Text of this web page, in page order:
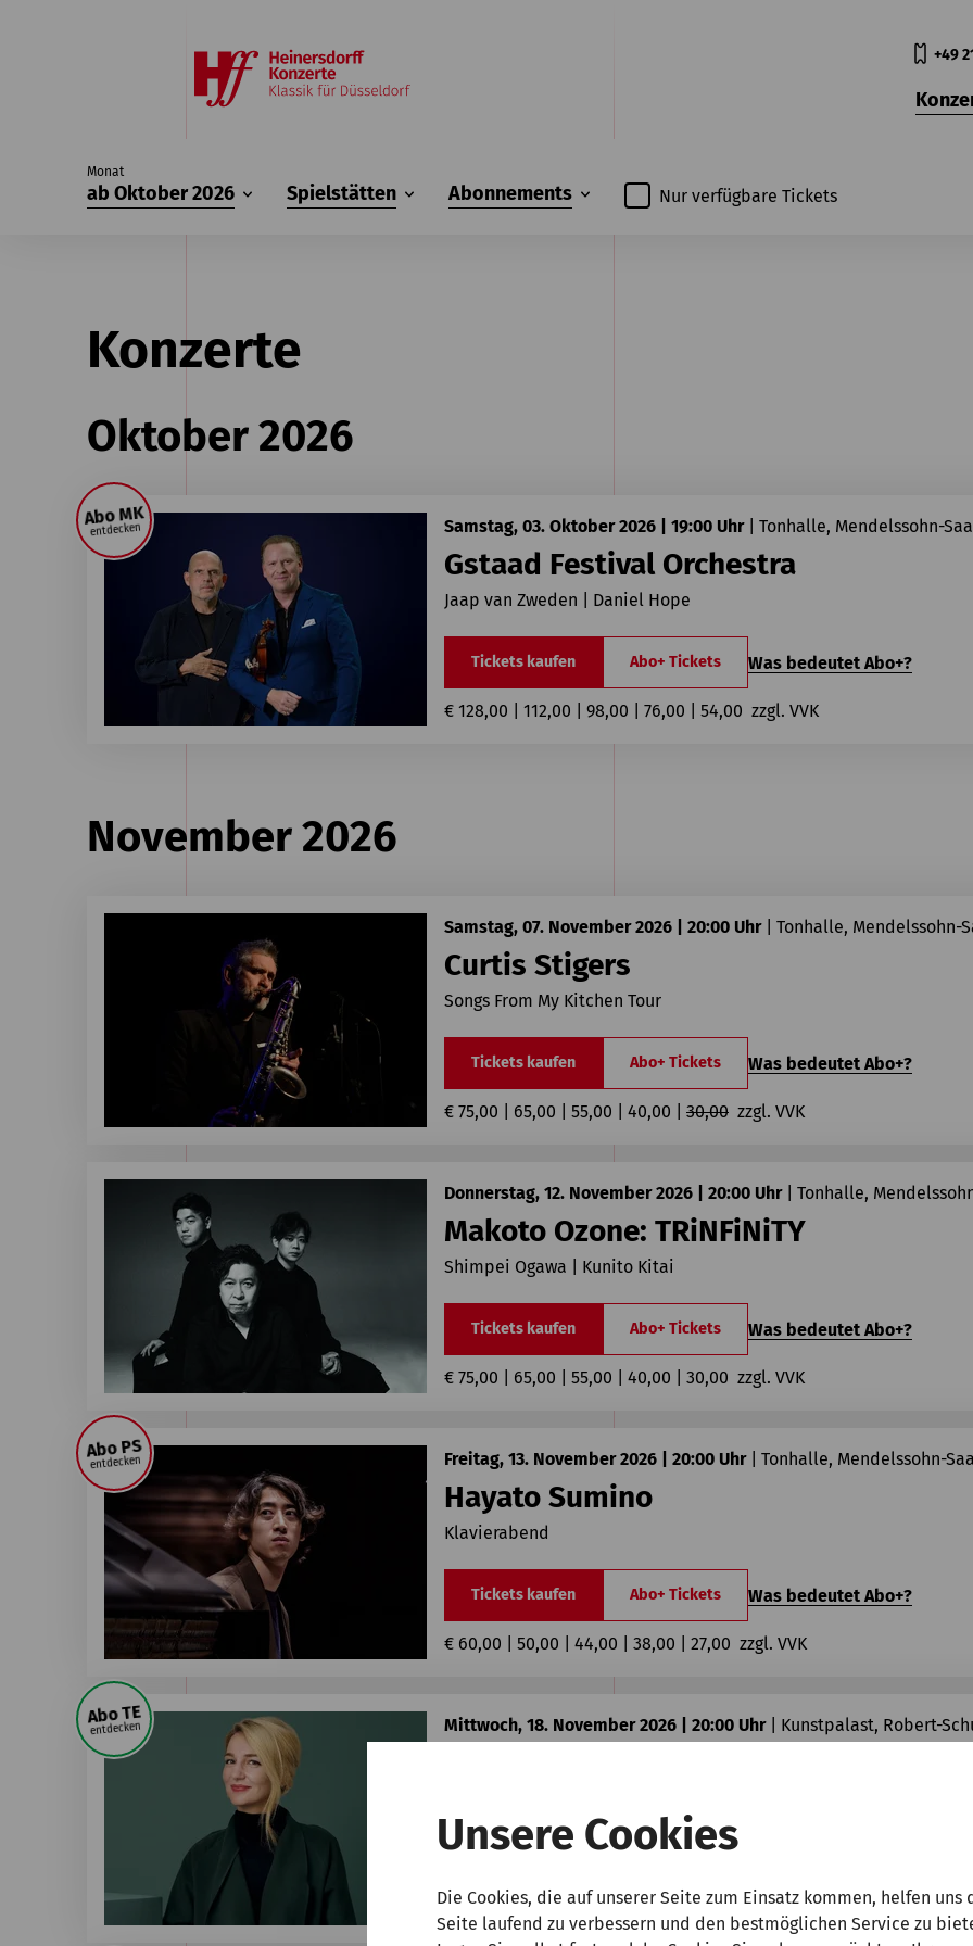
Unsere Cookies
Die Cookies, die auf unserer Seite zum Einsatz kommen, helfen uns
Seite laufend zu verbessern und den bestmöglichen Service zu
+49
Monat
ab Oktober 2026 Spielstätten Abonnements Nur verfügbare Tickets
Konzerte
Oktober 2026
Samstag, 03. Oktober 2026 | 19:00 Uhr Tonhalle, Mendelssohn-
Gstaad Festival Orchestra
Jaap van Zweden | Daniel Hope
Tickets kaufen Abo+ Tickets Was bedeutet Abo+?
€ 128,00 | 112,00 | 98,00 | 76,00 | 54,00  zzgl. VVK
Abo MK
entdecken
November 2026
Samstag, 07. November 2026 | 20:00 Uhr Tonhalle, Mendelssohn-
Curtis Stigers
Songs From My Kitchen Tour
Tickets kaufen Abo+ Tickets Was bedeutet Abo+?
€ 75,00 | 65,00 | 55,00 | 40,00 | 30,00
  zzgl. VVK
Donnerstag, 12. November 2026 | 20:00 Uhr Tonhalle,
Makoto Ozone: TRiNFiNiTY
Shimpei Ogawa | Kunito Kitai
Tickets kaufen Abo+ Tickets Was bedeutet Abo+?
€ 75,00 | 65,00 | 55,00 | 40,00 | 30,00  zzgl. VVK
Freitag, 13. November 2026 | 20:00 Uhr Tonhalle, Mendelssohn-
Hayato Sumino
Klavierabend
Tickets kaufen Abo+ Tickets Was bedeutet Abo+?
€ 60,00 | 50,00 | 44,00 | 38,00 | 27,00  zzgl. VVK
Abo PS
entdecken
Mittwoch, 18. November 2026 | 20:00 Uhr Kunstpalast, Robert-
€ 25,00 | 18,00  zzgl. VVK
Abo TE
entdecken